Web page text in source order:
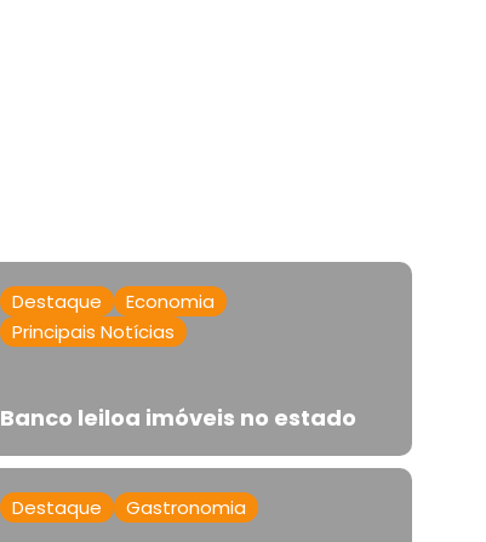
Destaque
Economia
Principais Notícias
Banco leiloa imóveis no estado
Destaque Gastronomia